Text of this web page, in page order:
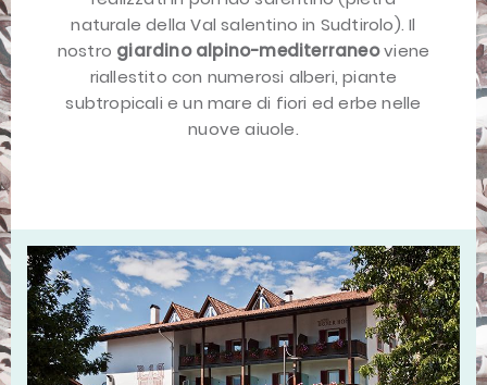
naturale della Val salentino in Sudtirolo). Il
nostro giardino alpino-mediterraneoviene
riallestito con numerosi alberi, piante
subtropicali e un mare di fiori ed erbe nelle
nuove aiuole.